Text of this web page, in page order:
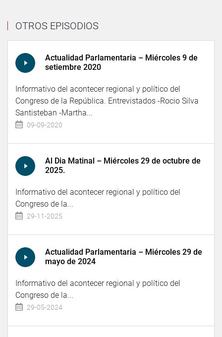
OTROS EPISODIOS
Actualidad Parlamentaria – Miércoles 9 de
setiembre 2020
Informativo del acontecer regional y político del
Congreso de la República. Entrevistados -Rocio Silva
Santisteban -Martha...
09-09-2020
Al Dia Matinal – Miércoles 29 de octubre de
2025.
Informativo del acontecer regional y político del
Congreso de la...
29-11-2025
Actualidad Parlamentaria – Miércoles 29 de
mayo de 2024
Informativo del acontecer regional y político del
Congreso de la...
29-05-2024